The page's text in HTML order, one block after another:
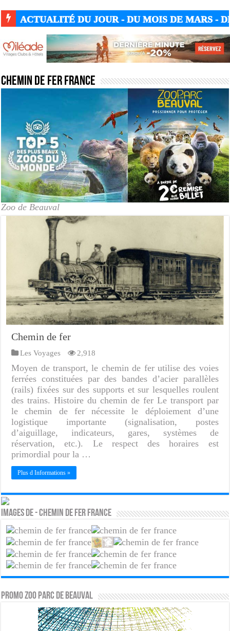
ACTUALITÉ DU JOUR - DU MOIS DE MARS -
Chemin de fer france
Zoo de Beauval
Chemin de fer
Les Voyages 2,918
Moyen de transport, le chemin de fer utilise des voies
ferrées constituées par des bandes d’acier parallèles
(rails) fixées sur des supports et sur lesquelles roulent
des trains. Histoire du chemin de fer Le transport par
le chemin de fer nécessite le déploiement d’une
logistique importante (signalisation, postes
d’aiguillage, indicateurs, gares, systèmes de
réservation, etc.). Le respect des horaires est
primordial pour la …
Plus d Informations »
Images de - Chemin de fer france
PROMO ZOO PARC DE BEAUVAL